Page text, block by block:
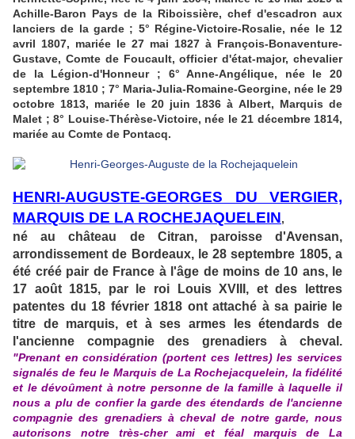
Achille-Baron Pays de la Riboissière, chef d'escadron aux
lanciers de la garde ; 5° Régine-Victoire-Rosalie, née le 12
avril 1807, mariée le 27 mai 1827 à François-Bonaventure-
Gustave, Comte de Foucault, officier d'état-major, chevalier
de la Légion-d'Honneur ; 6° Anne-Angélique, née le 20
septembre 1810 ; 7° Maria-Julia-Romaine-Georgine, née le 29
octobre 1813, mariée le 20 juin 1836 à Albert, Marquis de
Malet ; 8° Louise-Thérèse-Victoire, née le 21 décembre 1814,
mariée au Comte de Pontacq.
HENRI-AUGUSTE-GEORGES DU VERGIER,
MARQUIS DE LA ROCHEJAQUELEIN,
né au château de Citran, paroisse d'Avensan,
arrondissement de Bordeaux, le 28 septembre 1805, a
été créé pair de France à l'âge de moins de 10 ans, le
17 août 1815, par le roi Louis XVIII, et des lettres
patentes du 18 février 1818 ont attaché à sa pairie le
titre de marquis, et à ses armes les étendards de
l'ancienne compagnie des grenadiers à cheval.
"Prenant en considération (portent ces lettres) les services
signalés de feu le Marquis de La Rochejacquelein, la fidélité
et le dévoûment à notre personne de la famille à laquelle il
nous a plu de confier la garde des étendards de l'ancienne
compagnie des grenadiers à cheval de notre garde, nous
autorisons notre très-cher ami et féal marquis de La